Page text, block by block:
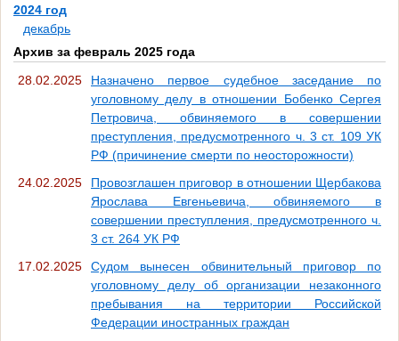
2024 год
декабрь
Архив за февраль 2025 года
28.02.2025
Назначено первое судебное заседание по
уголовному делу в отношении Бобенко Сергея
Петровича, обвиняемого в совершении
преступления, предусмотренного ч. 3 ст. 109 УК
РФ (причинение смерти по неосторожности)
24.02.2025
Провозглашен приговор в отношении Щербакова
Ярослава Евгеньевича, обвиняемого в
совершении преступления, предусмотренного ч.
3 ст. 264 УК РФ
17.02.2025
Судом вынесен обвинительный приговор по
уголовному делу об организации незаконного
пребывания на территории Российской
Федерации иностранных граждан